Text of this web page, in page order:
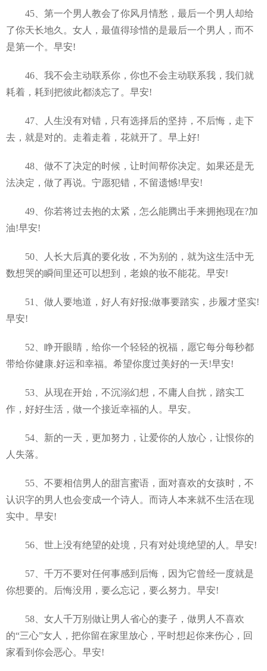
45、第一个男人教会了你风月情愁，最后一个男人却给
了你天长地久。女人，最值得珍惜的是最后一个男人，而不
是第一个。早安!
46、我不会主动联系你，你也不会主动联系我，我们就
耗着，耗到把彼此都淡忘了。早安!
47、人生没有对错，只有选择后的坚持，不后悔，走下
去，就是对的。走着走着，花就开了。早上好!
48、做不了决定的时候，让时间帮你决定。如果还是无
法决定，做了再说。宁愿犯错，不留遗憾!早安!
49、你若将过去抱的太紧，怎么能腾出手来拥抱现在?加
油!早安!
50、人长大后真的要化妆，不为别的，就为这生活中无
数想哭的瞬间里还可以想到，老娘的妆不能花。早安!
51、做人要地道，好人有好报;做事要踏实，步履才坚实!
早安!
52、睁开眼睛，给你一个轻轻的祝福，愿它每分每秒都
带给你健康.好运和幸福。希望你度过美好的一天!早安!
53、从现在开始，不沉溺幻想，不庸人自扰，踏实工
作，好好生活，做一个接近幸福的人。早安。
54、新的一天，更加努力，让爱你的人放心，让恨你的
人失落。
55、不要相信男人的甜言蜜语，面对喜欢的女孩时，不
认识字的男人也会变成一个诗人。而诗人本来就不生活在现
实中。早安!
56、世上没有绝望的处境，只有对处境绝望的人。早安!
57、千万不要对任何事感到后悔，因为它曾经一度就是
你想要的。后悔没用，要么忘记，要么努力。早安!
58、女人千万别做让男人省心的妻子，做男人不喜欢
的“三心”女人，把你留在家里放心，平时想起你来伤心，回
家看到你会恶心。早安!